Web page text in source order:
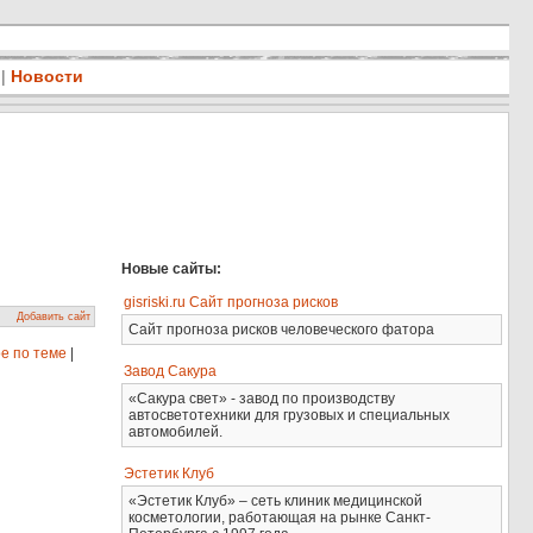
| Новости
Добавить сайт
по теме
Новые сайты:
gisriski.ru Сайт прогноза рисков
Сайт прогноза рисков человеческого фатора
Завод Сакура
«Сакура свет» - завод по производству
автосветотехники для грузовых и специальных
автомобилей.
Эстетик Клуб
«Эстетик Клуб» – сеть клиник медицинской
косметологии, работающая на рынке Санкт-